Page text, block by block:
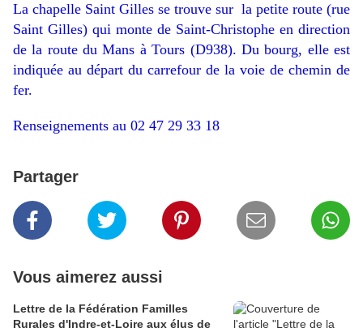
La chapelle Saint Gilles se trouve sur la petite route (rue
Saint Gilles) qui monte de Saint-Christophe en direction
de la route du Mans à Tours (D938). Du bourg, elle est
indiquée au départ du carrefour de la voie de chemin de
fer.
Renseignements au 02 47 29 33 18
Partager
Vous aimerez aussi
Lettre de la Fédération Familles
Rurales d'Indre-et-Loire aux élus de